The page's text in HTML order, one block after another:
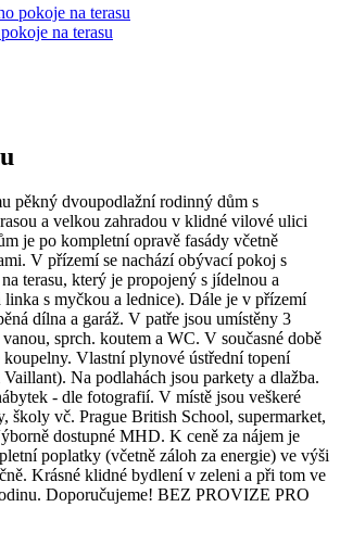
na terasu
pěkný dvoupodlažní rodinný dům s
a velkou zahradou v klidné vilové ulici
je po kompletní opravě fasády včetně
V přízemí se nachází obývací pokoj s
terasu, který je propojený s jídelnou a
s myčkou a lednice). Dále je v přízemí
dílna a garáž. V patře jsou umístěny 3
sprch. koutem a WC. V současné době
Vlastní plynové ústřední topení
Na podlahách jsou parkety a dlažba.
- dle fotografií. V místě jsou veškeré
školy vč. Prague British School, supermarket,
dostupné MHD. K ceně za nájem je
poplatky (včetně záloh za energie) ve výši
Krásné klidné bydlení v zeleni a při tom ve
Doporučujeme! BEZ PROVIZE PRO